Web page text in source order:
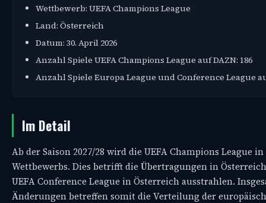
Wettbewerb: UEFA Champions League
Land: Österreich
Datum: 30. April 2026
Anzahl Spiele UEFA Champions League auf DAZN: 186
Anzahl Spiele Europa League und Conference League
Im Detail
Ab der Saison 2027/28 wird die UEFA Champions League
Wettbewerbs. Dies betrifft die Übertragungen in
UEFA Conference League in Österreich ausstrahlen.
Änderungen betreffen somit die Verteilung der